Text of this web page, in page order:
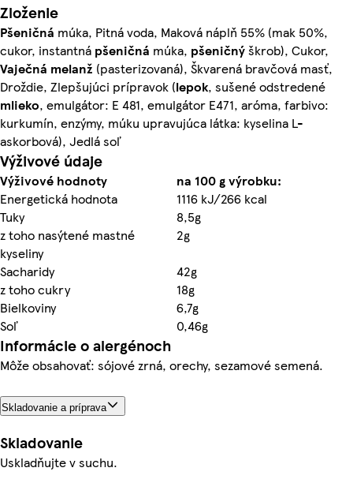
Zloženie
Pšeničná múka, Pitná voda, Maková náplň 55% (mak 50%,
cukor, instantná pšeničná múka, pšeničnýškrob), Cukor,
Vaječná melanž (pasterizovaná), Škvarená bravčová masť,
Droždie, Zlepšujúci prípravok (lepok, sušené odstredené
mlieko, emulgátor: E 481, emulgátor E471, aróma, farbivo:
kurkumín, enzýmy, múku upravujúca látka: kyselina L-
askorbová), Jedlá soľ
Výživové údaje
Výživové hodnoty
na 100 g výrobku:
Energetická hodnota
1116 kJ/266 kcal
Tuky
8,5g
z toho nasýtené mastné
kyseliny
2g
Sacharidy
42g
z toho cukry
18g
Bielkoviny
6,7g
Soľ
0,46g
Informácie o alergénoch
Môže obsahovať: sójové zrná, orechy, sezamové semená.
Skladovanie a príprava
Skladovanie
Uskladňujte v suchu.